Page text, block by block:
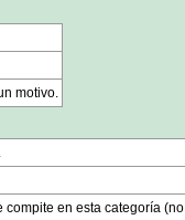
motivo.
en esta categoría